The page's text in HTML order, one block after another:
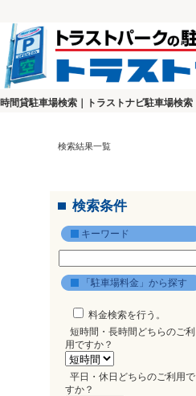
時間貸駐車場検索｜トラストナビ駐車場検索
検索結果一覧
検索条件
キーワード
「駐車場料金」から探す
料金検索を行う。
短時間・長時間どちらのご利
用ですか？
平日・休日どちらのご利用で
すか？